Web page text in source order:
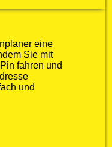
eine
Sie mit
fahren und
und